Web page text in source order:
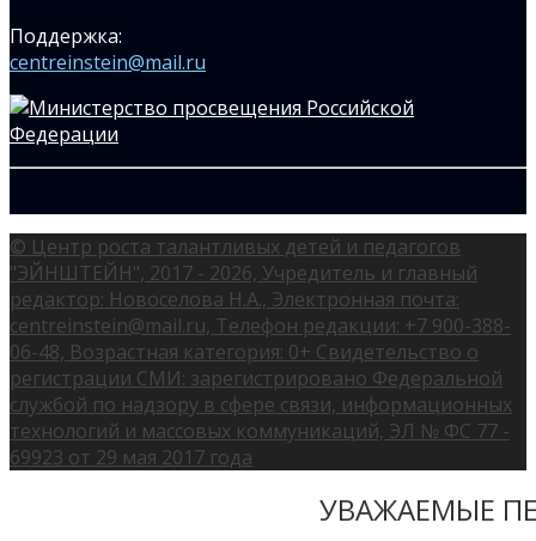
Поддержка:
centreinstein@mail.ru
© Центр роста талантливых детей и педагогов
"ЭЙНШТЕЙН", 2017 - 2026, Учредитель и главный
редактор: Новоселова Н.А., Электронная почта:
centreinstein@mail.ru, Телефон редакции: +7 900-388-
06-48, Возрастная категория: 0+ Свидетельство о
регистрации СМИ: зарегистрировано Федеральной
службой по надзору в сфере связи, информационных
технологий и массовых коммуникаций, ЭЛ № ФС 77 -
69923 от 29 мая 2017 года
УВАЖАЕМЫЕ